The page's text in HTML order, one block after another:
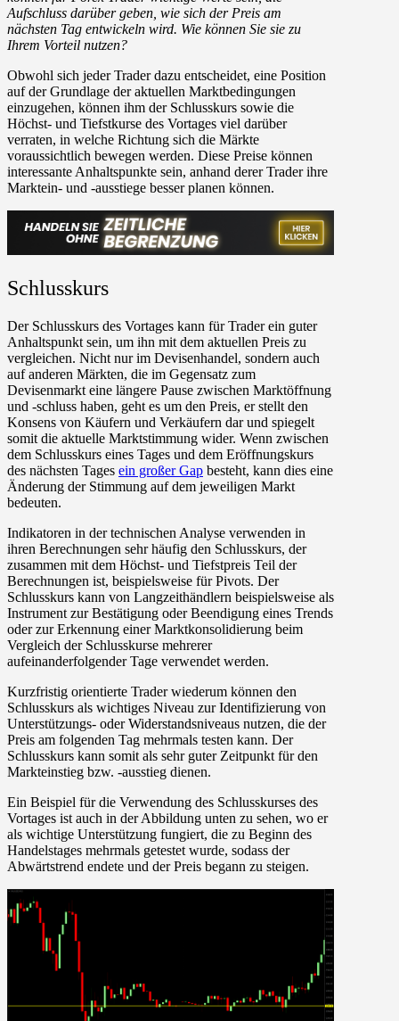
Aufschluss darüber geben, wie sich der Preis am
nächsten Tag entwickeln wird. Wie können Sie sie zu
Ihrem Vorteil nutzen?
Obwohl sich jeder Trader dazu entscheidet, eine Position
auf der Grundlage der aktuellen Marktbedingungen
einzugehen, können ihm der Schlusskurs sowie die
Höchst- und Tiefstkurse des Vortages viel darüber
verraten, in welche Richtung sich die Märkte
voraussichtlich bewegen werden. Diese Preise können
interessante Anhaltspunkte sein, anhand derer Trader ihre
Marktein- und -ausstiege besser planen können.
Schlusskurs
Der Schlusskurs des Vortages kann für Trader ein guter
Anhaltspunkt sein, um ihn mit dem aktuellen Preis zu
vergleichen. Nicht nur im Devisenhandel, sondern auch
auf anderen Märkten, die im Gegensatz zum
Devisenmarkt eine längere Pause zwischen Marktöffnung
und -schluss haben, geht es um den Preis, er stellt den
Konsens von Käufern und Verkäufern dar und spiegelt
somit die aktuelle Marktstimmung wider. Wenn zwischen
dem Schlusskurs eines Tages und dem Eröffnungskurs
des nächsten Tages ein großer Gap besteht, kann dies eine
Änderung der Stimmung auf dem jeweiligen Markt
bedeuten.
Indikatoren in der technischen Analyse verwenden in
ihren Berechnungen sehr häufig den Schlusskurs, der
zusammen mit dem Höchst- und Tiefstpreis Teil der
Berechnungen ist, beispielsweise für Pivots. Der
Schlusskurs kann von Langzeithändlern beispielsweise als
Instrument zur Bestätigung oder Beendigung eines Trends
oder zur Erkennung einer Marktkonsolidierung beim
Vergleich der Schlusskurse mehrerer
aufeinanderfolgender Tage verwendet werden.
Kurzfristig orientierte Trader wiederum können den
Schlusskurs als wichtiges Niveau zur Identifizierung von
Unterstützungs- oder Widerstandsniveaus nutzen, die der
Preis am folgenden Tag mehrmals testen kann. Der
Schlusskurs kann somit als sehr guter Zeitpunkt für den
Markteinstieg bzw. -ausstieg dienen.
Ein Beispiel für die Verwendung des Schlusskurses des
Vortages ist auch in der Abbildung unten zu sehen, wo er
als wichtige Unterstützung fungiert, die zu Beginn des
Handelstages mehrmals getestet wurde, sodass der
Abwärtstrend endete und der Preis begann zu steigen.